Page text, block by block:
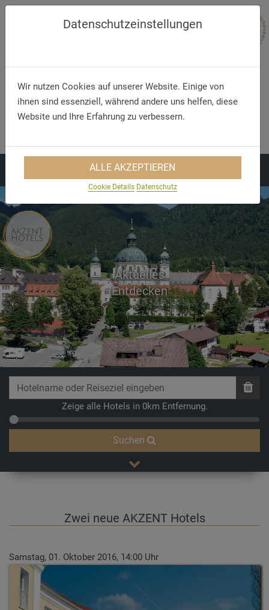
Telefon/WhatsApp
Aktuelles
Entdecken
Previous Next
Zeige alle Hotels in 0km Entfernung.
Suchen
Zwei neue AKZENT Hotels
Samstag, 01. Oktober 2016, 14:00 Uhr
Datenschutzeinstellungen
Wir nutzen Cookies auf unserer Website. Einige von
ihnen sind essenziell, während andere uns helfen, diese
Website und Ihre Erfahrung zu verbessern.
ALLE AKZEPTIEREN
Cookie Details Datenschutz